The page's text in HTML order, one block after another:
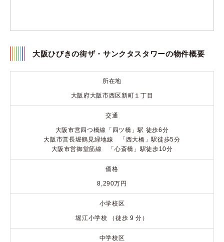
大阪ひびきの街ザ・サンクタスタワーの物件概要
所在地
大阪府大阪市西区新町１丁目
交通
大阪市営四つ橋線「四ツ橋」駅 徒歩6分
大阪市営長堀鶴見緑地線 「西大橋」駅徒歩5分
大阪市営御堂筋線 「心斎橋」駅徒歩10分
価格
8,290万円
小学校区
堀江小学校 （徒歩 9 分）
中学校区